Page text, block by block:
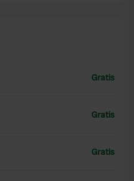
Gratis
Gratis
Gratis